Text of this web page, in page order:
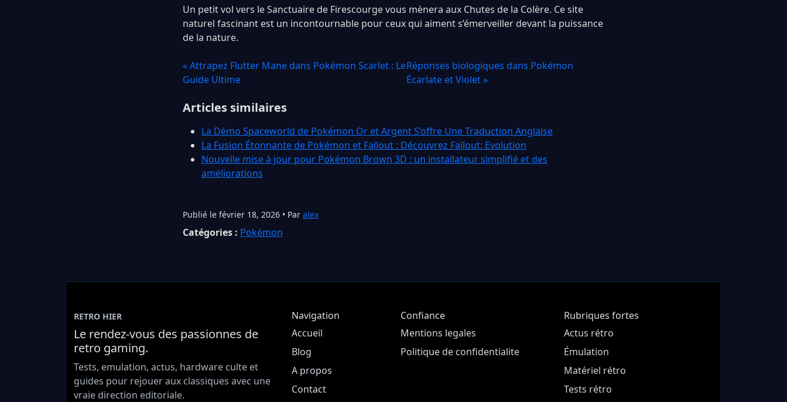
Un petit vol vers le Sanctuaire de Firescourge vous mènera aux Chutes de la Colère. Ce site
naturel fascinant est un incontournable pour ceux qui aiment s’émerveiller devant la puissance
de la nature.
« Attrapez Flutter Mane dans Pokémon Scarlet : Le
Guide Ultime
Réponses biologiques dans Pokémon
Écarlate et Violet »
Articles similaires
La Démo Spaceworld de Pokémon Or et Argent S’offre Une Traduction Anglaise
La Fusion Étonnante de Pokémon et Fallout : Découvrez Fallout: Evolution
Nouvelle mise à jour pour Pokémon Brown 3D : un installateur simplifié et des
améliorations
Publié le février 18, 2026 • Par alex
Catégories : Pokémon
RETRO HIER
Le rendez-vous des passionnes de
retro gaming.
Tests, emulation, actus, hardware culte et
guides pour rejouer aux classiques avec une
vraie direction editoriale.
Navigation
Accueil
Blog
A propos
Contact
Confiance
Mentions legales
Politique de confidentialite
Rubriques fortes
Actus rétro
Émulation
Matériel rétro
Tests rétro